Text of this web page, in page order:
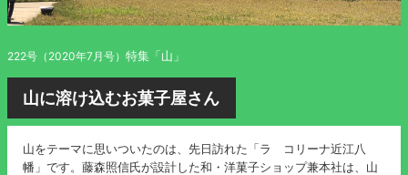
222号（2020年7月号） 特集「山」
山に溶け込むお菓子屋さん
山をテーマに思いついたのは、先日訪れた「ラ コリーナ近江八
幡」です。藤森照信氏が設計した和・洋菓子ショップ兼本社は、山